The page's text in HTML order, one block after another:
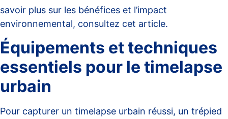
savoir plus sur les bénéfices et l’impact
environnemental, consultez cet article.
Équipements et techniques
essentiels pour le timelapse
urbain
Pour capturer un timelapse urbain réussi, un trépied